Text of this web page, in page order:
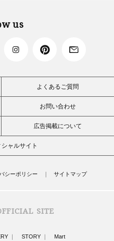
us
よくあるご質問
お問い合わせ
広告掲載について
ャルサイト
シーポリシー サイトマップ
SITE
STORY Mart